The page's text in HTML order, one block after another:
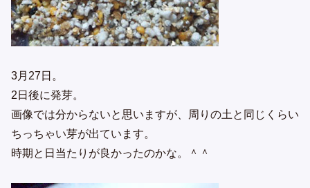
3月27日。
2日後に発芽。
画像では分からないと思いますが、周りの土と同じくらい
ちっちゃい芽が出ています。
時期と日当たりが良かったのかな。＾＾